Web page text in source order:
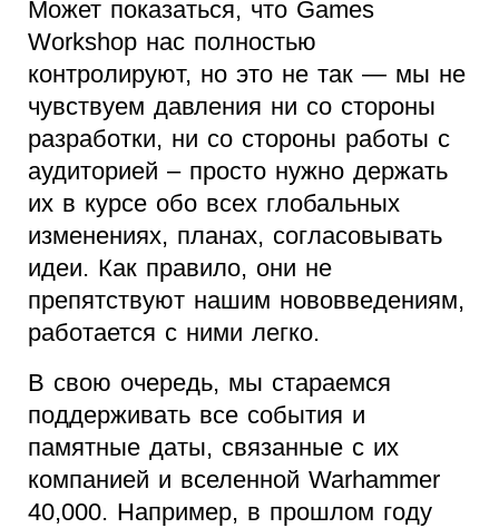
Может показаться, что Games
Workshop нас полностью
контролируют, но это не так — мы не
чувствуем давления ни со стороны
разработки, ни со стороны работы с
аудиторией – просто нужно держать
их в курсе обо всех глобальных
изменениях, планах, согласовывать
идеи. Как правило, они не
препятствуют нашим нововведениям,
работается с ними легко.
В свою очередь, мы стараемся
поддерживать все события и
памятные даты, связанные с их
компанией и вселенной Warhammer
40,000. Например, в прошлом году